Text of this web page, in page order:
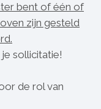
bent of één of
zijn gesteld
sollicitatie!
de rol van